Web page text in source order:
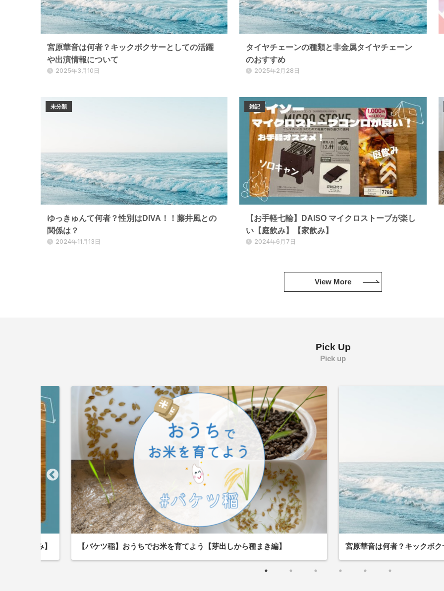
宮原華音は何者？キックボクサーとしての活躍
や出演情報について
2025年3月10日
タイヤチェーンの種類と非金属タイヤチェーン
のおすすめ
2025年2月28日
ゆっきゅんて何者？性別はDIVA！！藤井風との
関係は？
2024年11月13日
未分類
【お手軽七輪】DAISO マイクロストーブが楽し
い【庭飲み】【家飲み】
2024年6月7日
雑記
View More
Pick Up
Pick up
】【家飲み】 【バケツ稲】おうちでお米を育てよう【芽出しから種まき編】 宮原華音は何者？キックボ